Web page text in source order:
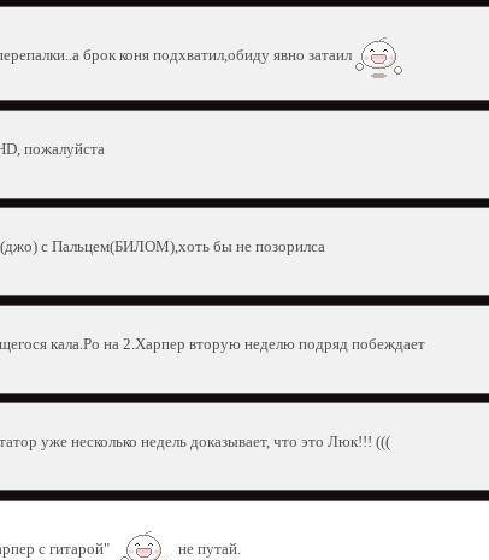
брок коня подхватил,обиду явно затаил
пожалуйста
с Пальцем(БИЛОМ),хоть бы не позорилса
кала.Ро на 2.Харпер вторую неделю подряд побеждает
уже несколько недель доказывает, что это Люк!!! (((
с гитарой" не путай.